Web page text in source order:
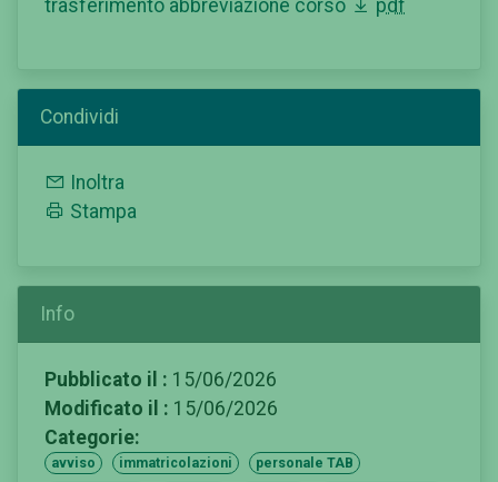
trasferimento abbreviazione corso
pdf
Condividi
Inoltra
Stampa
Info
Pubblicato il : 15/06/2026
Modificato il : 15/06/2026
Categorie:
avviso immatricolazioni
personale TAB